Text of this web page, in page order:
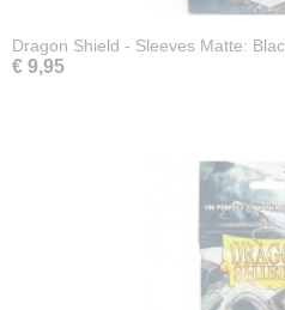
Dragon Shield - Sleeves Matte:
€ 9,95